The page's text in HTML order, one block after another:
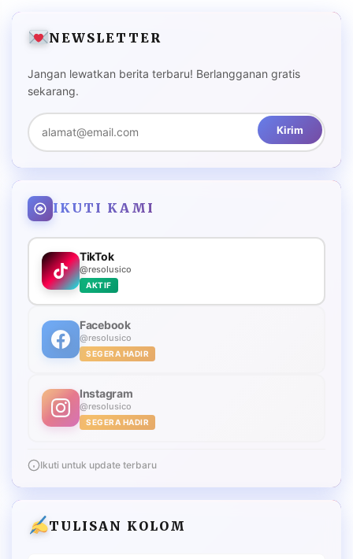
NEWSLETTER
Jangan lewatkan berita terbaru! Berlangganan gratis
sekarang.
Kirim
IKUTI KAMI
TikTok
@resolusico
AKTIF
Facebook
@resolusico
SEGERA HADIR
Instagram
@resolusico
SEGERA HADIR
Ikuti untuk update terbaru
TULISAN KOLOM